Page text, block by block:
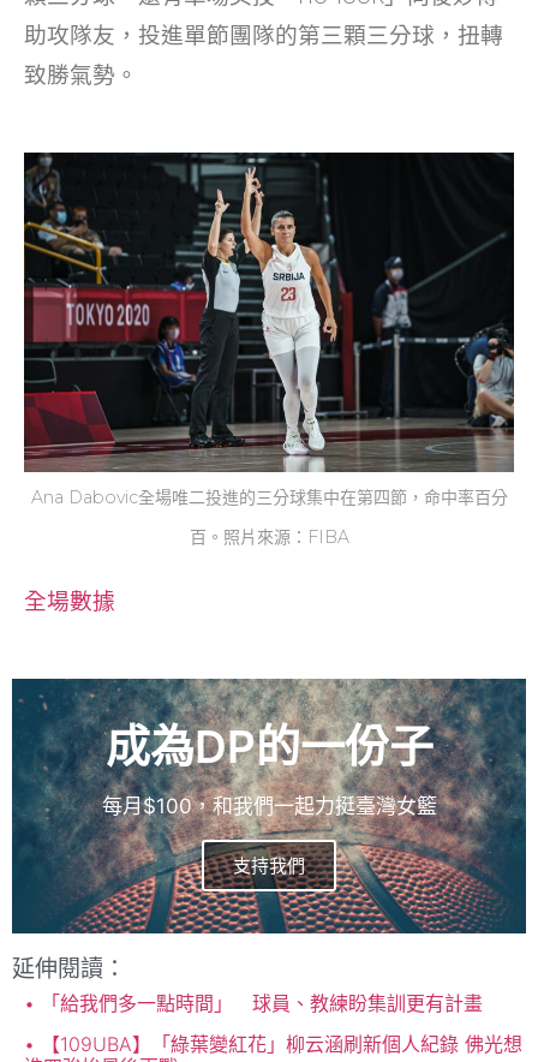
助攻隊友，投進單節團隊的第三顆三分球，扭轉
致勝氣勢。
Ana Dabovic全場唯二投進的三分球集中在第四節，命中率百分
百。照片來源：FIBA
全場數據
成為DP的一份子
每月$100，和我們一起力挺臺灣女籃
支持我們
延伸閱讀：
「給我們多一點時間」 球員、教練盼集訓更有計畫
【109UBA】「綠葉變紅花」柳云涵刷新個人紀錄 佛光想